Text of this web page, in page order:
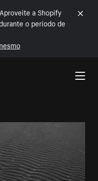
a Shopify
o período de